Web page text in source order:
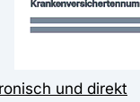
und direkt